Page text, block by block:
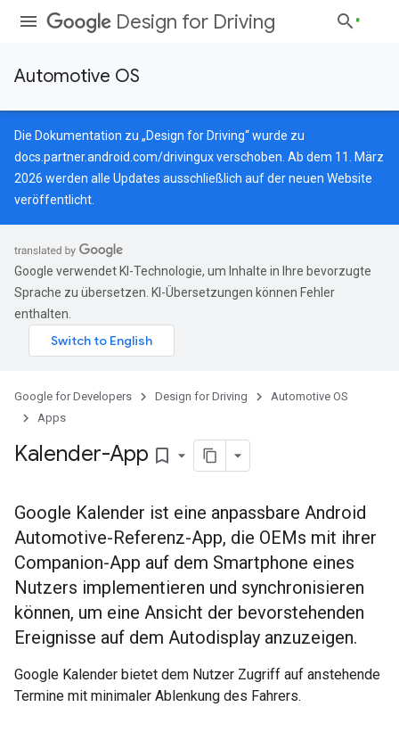
Design for Driving
Automotive OS
Die Dokumentation zu „Design for Driving“ wurde zu
docs.partner.android.com/drivinguxverschoben. Ab dem 11. März
2026 werden alle Updates ausschließlich auf der neuen Website
veröffentlicht.
Google verwendet KI-Technologie, um Inhalte in Ihre bevorzugte
Sprache zu übersetzen. KI-Übersetzungen können Fehler
enthalten.
Google for Developers Design for Driving
Automotive OS
Apps
Kalender-App bookmark_border
Google Kalender ist eine anpassbare Android
Automotive-Referenz-App, die OEMs mit ihrer
Companion-App auf dem Smartphone eines
Nutzers implementieren und synchronisieren
können, um eine Ansicht der bevorstehenden
Ereignisse auf dem Autodisplay anzuzeigen.
Google Kalender bietet dem Nutzer Zugriff auf anstehende
Termine mit minimaler Ablenkung des Fahrers.